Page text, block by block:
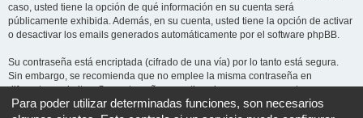
caso, usted tiene la opción de qué información en su cuenta será
públicamente exhibida. Además, en su cuenta, usted tiene la opción de activar
o desactivar los emails generados automáticamente por el software phpBB.
Su contraseña está encriptada (cifrado de una vía) por lo tanto está segura.
Sin embargo, se recomienda que no emplee la misma contraseña en
diferentes websites. Su contraseña garantiza el acceso a su cuenta en
“www.cbferos.com”, por favor guárdela cuidadosamente y bajo ninguna
Para poder utilizar determinadas funciones, son necesarios